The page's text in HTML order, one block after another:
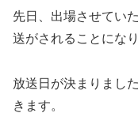
先日、出場させてい
送がされることになり
放送日が決まりまし
きます。